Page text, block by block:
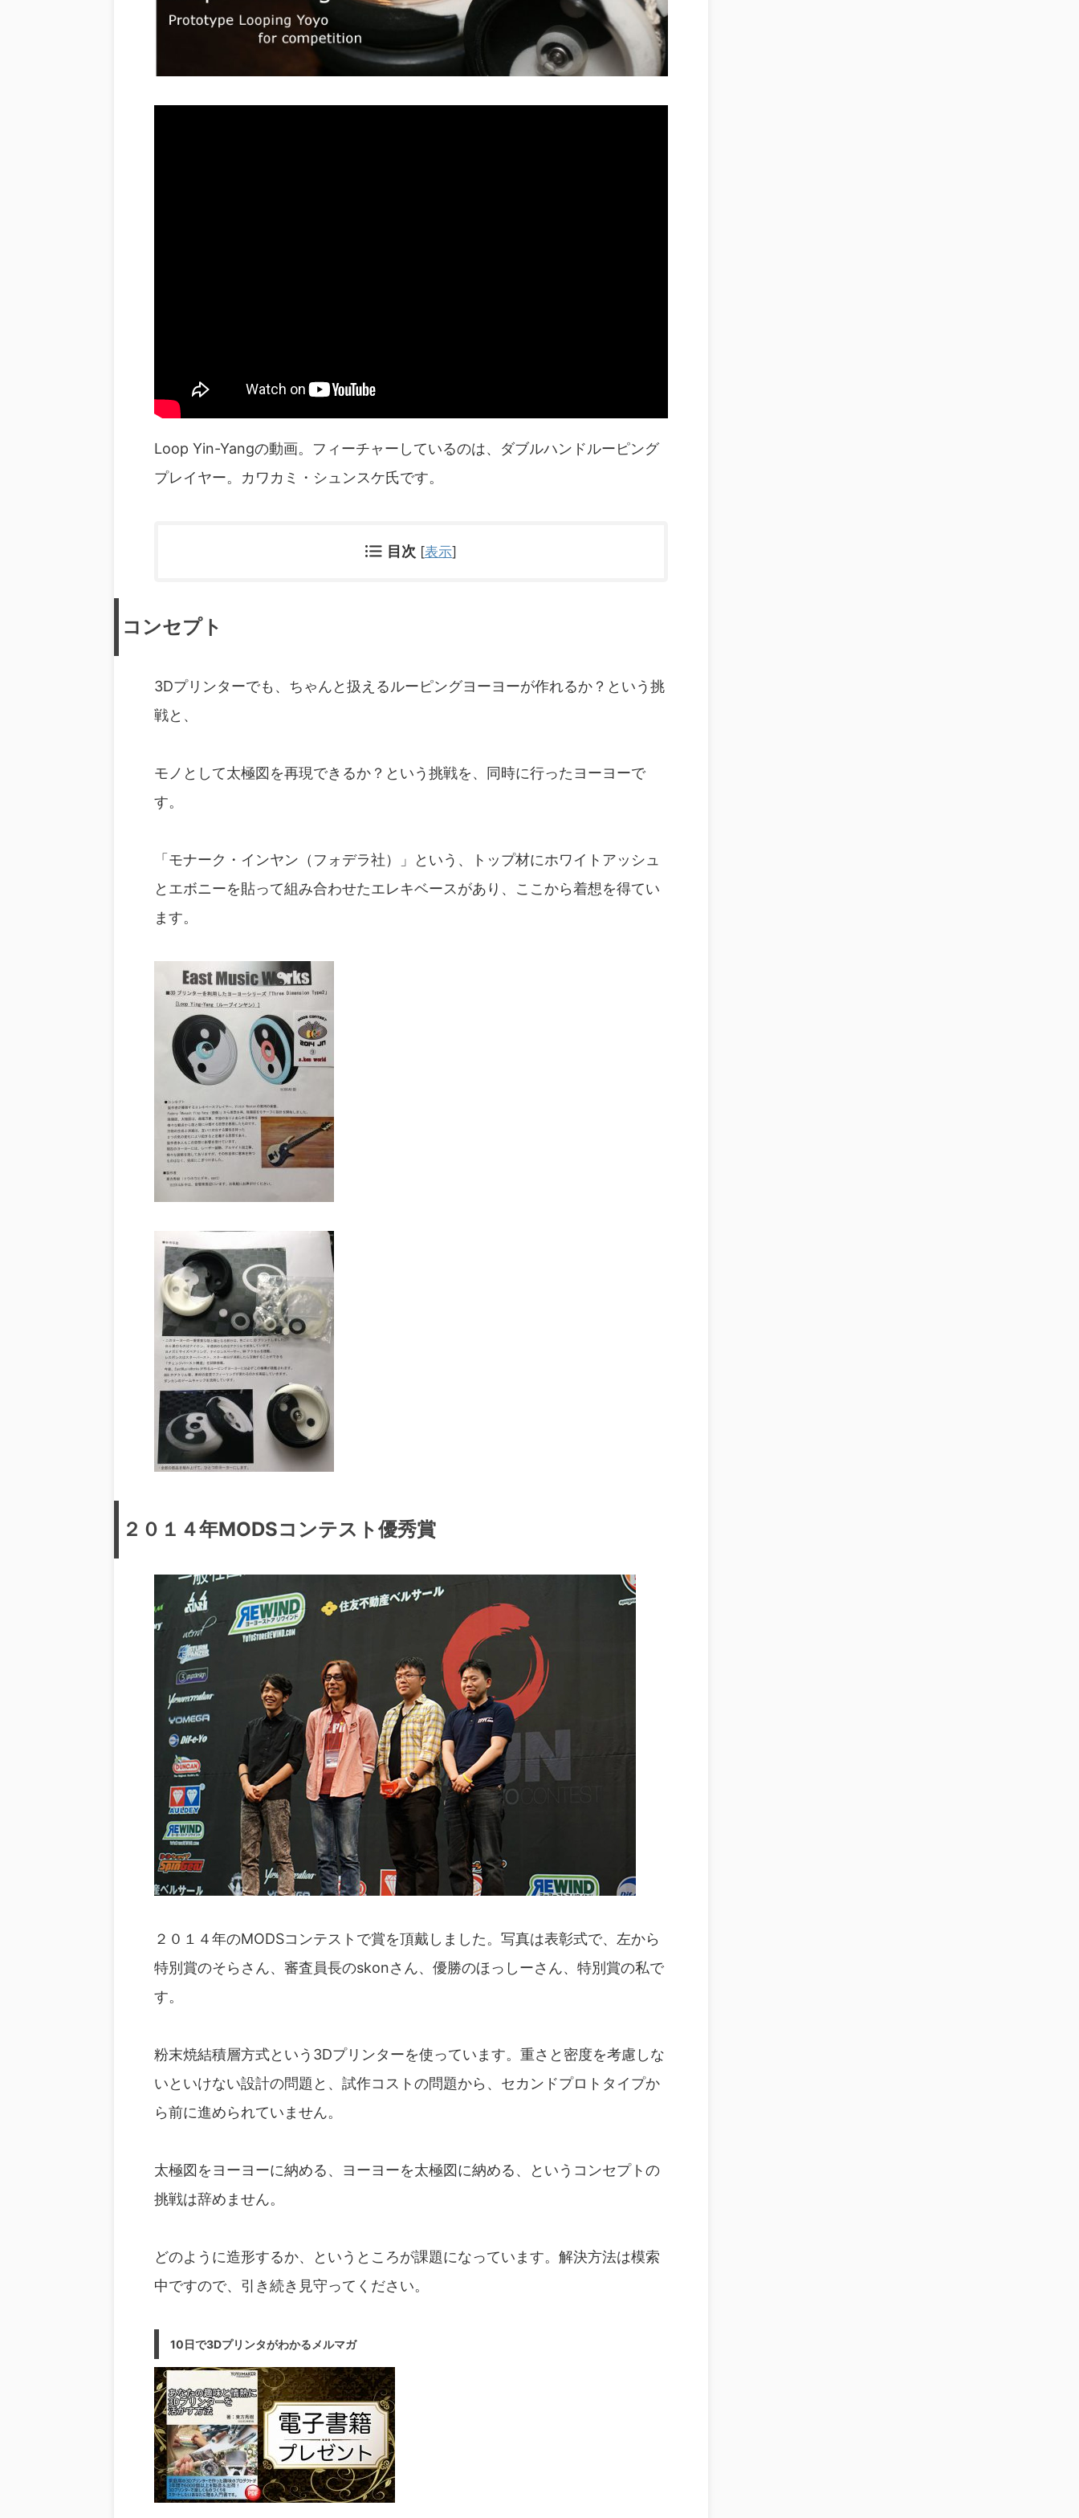
Loop Yin-Yangの動画。フィーチャーしているのは、ダブルハンドルーピング
プレイヤー。カワカミ・シュンスケ氏です。
目次 [表示]
コンセプト
3Dプリンターでも、ちゃんと扱えるルーピングヨーヨーが作れるか？という挑
戦と、
モノとして太極図を再現できるか？という挑戦を、同時に行ったヨーヨーで
す。
「モナーク・インヤン（フォデラ社）」という、トップ材にホワイトアッシュ
とエボニーを貼って組み合わせたエレキベースがあり、ここから着想を得てい
ます。
２０１４年MODSコンテスト優秀賞
２０１４年のMODSコンテストで賞を頂戴しました。写真は表彰式で、左から
特別賞のそらさん、審査員長のskonさん、優勝のほっしーさん、特別賞の私で
す。
粉末焼結積層方式という3Dプリンターを使っています。重さと密度を考慮しな
いといけない設計の問題と、試作コストの問題から、セカンドプロトタイプか
ら前に進められていません。
太極図をヨーヨーに納める、ヨーヨーを太極図に納める、というコンセプトの
挑戦は辞めません。
どのように造形するか、というところが課題になっています。解決方法は模索
中ですので、引き続き見守ってください。
10日で3Dプリンタがわかるメルマガ